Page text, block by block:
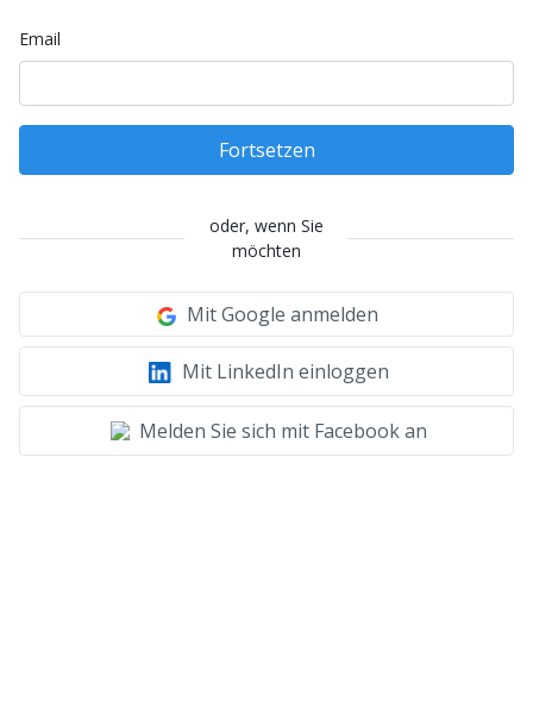
Email
Fortsetzen
oder, wenn Sie
möchten
Mit Google anmelden
Mit LinkedIn einloggen
Melden Sie sich mit Facebook an